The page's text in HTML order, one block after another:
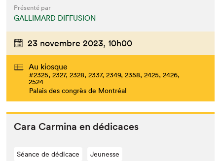
Présenté par
GALLIMARD DIFFUSION
23 novembre 2023, 10h00
Au kiosque
#2325, 2327, 2328, 2337, 2349, 2358, 2425, 2426,
2524
Palais des congrès de Montréal
Cara Carmi­na en dédicaces
Séance de dédicace Jeunesse